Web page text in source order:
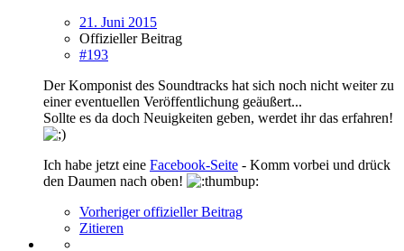
21. Juni 2015
Offizieller Beitrag
#193
Der Komponist des Soundtracks hat sich noch nicht weiter zu
einer eventuellen Veröffentlichung geäußert...
Sollte es da doch Neuigkeiten geben, werdet ihr das erfahren!
Ich habe jetzt eine Facebook-Seite - Komm vorbei und drück
den Daumen nach oben!
Vorheriger offizieller Beitrag
Zitieren